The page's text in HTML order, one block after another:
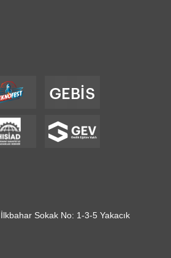
Sokak No: 1-3-5 Yakacık